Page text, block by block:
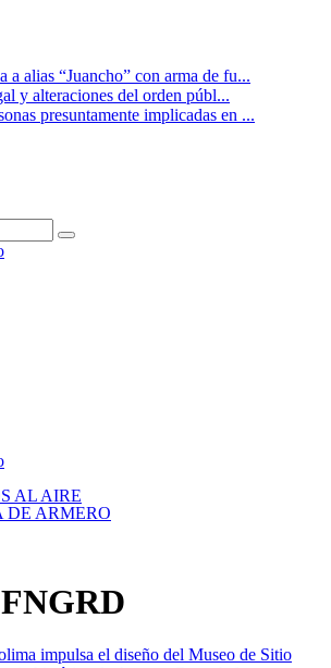
a alias “Juancho” con arma de fu...
y alteraciones del orden públ...
presuntamente implicadas en ...
AL AIRE
DE ARMERO
FNGRD